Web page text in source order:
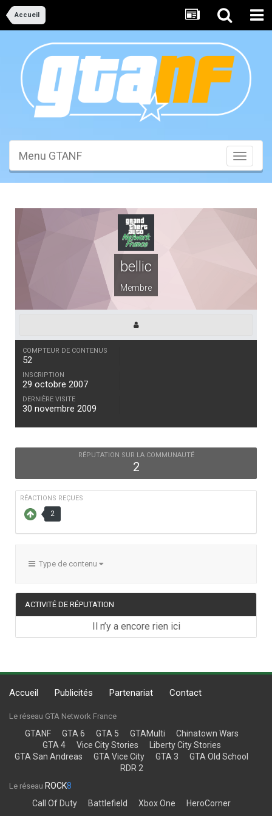
Accueil
Toggle
Menu GTANF
bellic
Membre
COMPTEUR DE CONTENUS
52
INSCRIPTION
29 octobre 2007
DERNIÈRE VISITE
30 novembre 2009
RÉPUTATION SUR LA COMMUNAUTÉ
2
RÉACTIONS REÇUES
2
Type de contenu
ACTIVITÉ DE RÉPUTATION
Il n’y a encore rien ici
Accueil Publicités Partenariat Contact
Le réseau GTA Network France
GTANF GTA 6 GTA 5 GTAMulti
Chinatown Wars
GTA 4
Vice City Stories
Liberty City Stories
GTA San Andreas
GTA Vice City GTA 3
GTA Old School
RDR 2
Le réseau ROCK8
Call Of Duty
Battlefield Xbox One HeroCorner